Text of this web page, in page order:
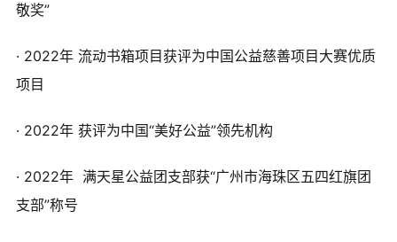
敬奖”
· 2022年 流动书箱项目获评为中国公益慈善项目大赛优质
项目
· 2022年 获评为中国“美好公益”领先机构
· 2022年 满天星公益团支部获“广州市海珠区五四红旗团
支部”称号